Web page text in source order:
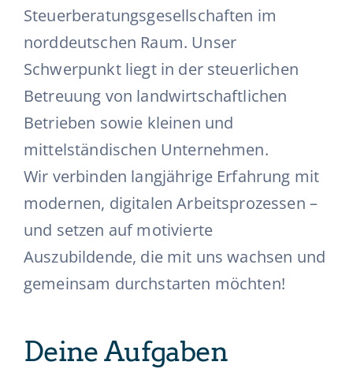
Steuerberatungsgesellschaften im
norddeutschen Raum. Unser
Schwerpunkt liegt in der steuerlichen
Betreuung von landwirtschaftlichen
Betrieben sowie kleinen und
mittelständischen Unternehmen.
Wir verbinden langjährige Erfahrung mit
modernen, digitalen Arbeitsprozessen –
und setzen auf motivierte
Auszubildende, die mit uns wachsen und
gemeinsam durchstarten möchten!
Deine Aufgaben